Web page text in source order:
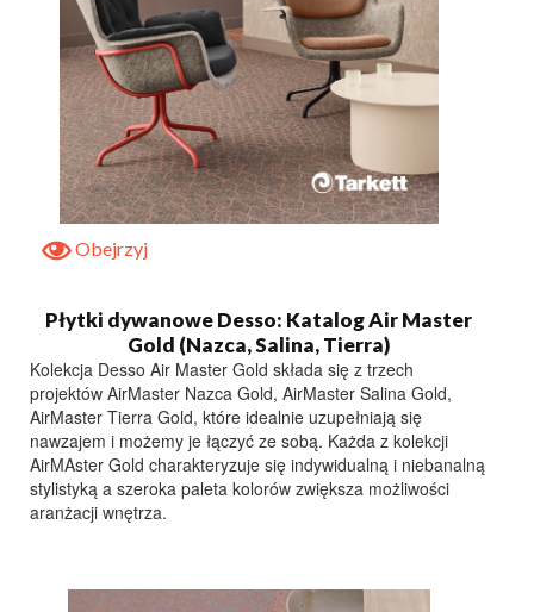
Obejrzyj
Płytki dywanowe Desso: Katalog Air Master
Gold (Nazca, Salina, Tierra)
Kolekcja Desso Air Master Gold składa się z trzech
projektów AirMaster Nazca Gold, AirMaster Salina Gold,
AirMaster Tierra Gold, które idealnie uzupełniają się
nawzajem i możemy je łączyć ze sobą. Każda z kolekcji
AirMAster Gold charakteryzuje się indywidualną i niebanalną
stylistyką a szeroka paleta kolorów zwiększa możliwości
aranżacji wnętrza.